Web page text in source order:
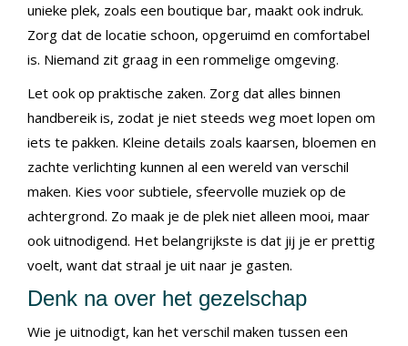
unieke plek, zoals een boutique bar, maakt ook indruk.
Zorg dat de locatie schoon, opgeruimd en comfortabel
is. Niemand zit graag in een rommelige omgeving.
Let ook op praktische zaken. Zorg dat alles binnen
handbereik is, zodat je niet steeds weg moet lopen om
iets te pakken. Kleine details zoals kaarsen, bloemen en
zachte verlichting kunnen al een wereld van verschil
maken. Kies voor subtiele, sfeervolle muziek op de
achtergrond. Zo maak je de plek niet alleen mooi, maar
ook uitnodigend. Het belangrijkste is dat jij je er prettig
voelt, want dat straal je uit naar je gasten.
Denk na over het gezelschap
Wie je uitnodigt, kan het verschil maken tussen een